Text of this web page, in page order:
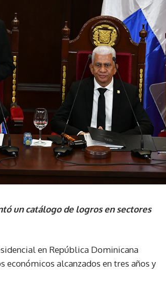
un catálogo de logros en sectores
en República Dominicana
económicos alcanzados en tres años y